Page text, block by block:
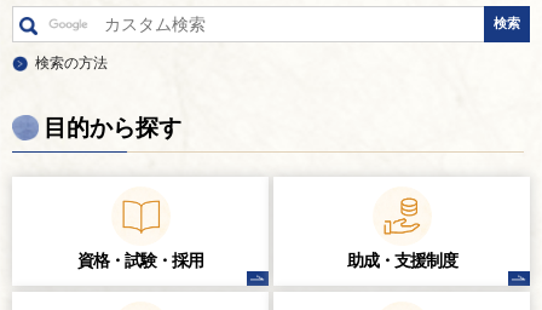
検索の方法
目的から探す
資格・試験・ 採用 助成・支援制度